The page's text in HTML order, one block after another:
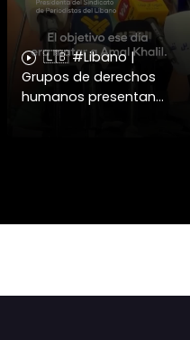
🇱🇧 #Libano |
Grupos de derechos
humanos presentan